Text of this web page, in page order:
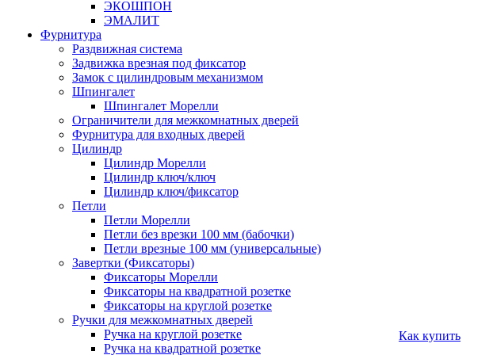
ЭКОШПОН
ЭМАЛИТ
Фурнитура
Раздвижная система
Задвижка врезная под фиксатор
Замок с цилиндровым механизмом
Шпингалет
Шпингалет Морелли
Ограничители для межкомнатных дверей
Фурнитура для входных дверей
Цилиндр
Цилиндр Морелли
Цилиндр ключ/ключ
Цилиндр ключ/фиксатор
Петли
Петли Морелли
Петли без врезки 100 мм (бабочки)
Петли врезные 100 мм (универсальные)
Завертки (Фиксаторы)
Фиксаторы Морелли
Фиксаторы на квадратной розетке
Фиксаторы на круглой розетке
Ручки для межкомнатных дверей
Ручка на круглой розетке
Ручка на квадратной розетке
Как купить